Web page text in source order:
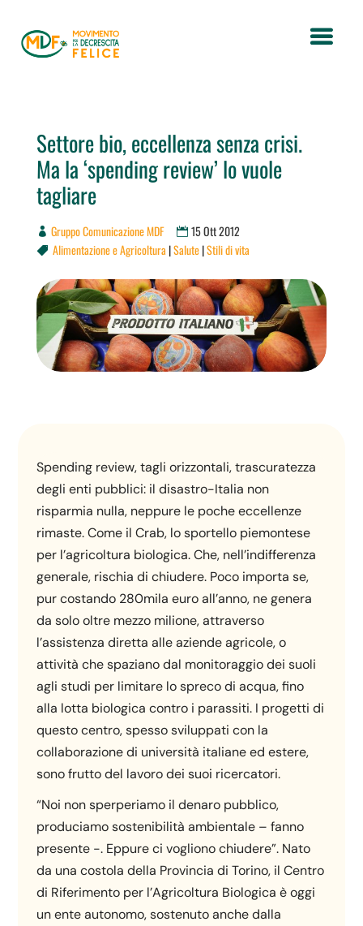
Settore bio, eccellenza senza crisi.
Ma la ‘spending review’ lo vuole
tagliare
Gruppo Comunicazione MDF 15 Ott 2012
 Alimentazione e Agricoltura |Salute|Stili di vita
Spending review, tagli orizzontali, trascuratezza
degli enti pubblici: il disastro-Italia non
risparmia nulla, neppure le poche eccellenze
rimaste. Come il Crab, lo sportello piemontese
per l’agricoltura biologica. Che, nell’indifferenza
generale, rischia di chiudere. Poco importa se,
pur costando 280mila euro all’anno, ne genera
da solo oltre mezzo milione, attraverso
l’assistenza diretta alle aziende agricole, o
attività che spaziano dal monitoraggio dei suoli
agli studi per limitare lo spreco di acqua, fino
alla lotta biologica contro i parassiti. I progetti di
questo centro, spesso sviluppati con la
collaborazione di università italiane ed estere,
sono frutto del lavoro dei suoi ricercatori.
“Noi non sperperiamo il denaro pubblico,
produciamo sostenibilità ambientale – fanno
presente -. Eppure ci vogliono chiudere”. Nato
da una costola della Provincia di Torino, il Centro
di Riferimento per l’Agricoltura Biologica è oggi
un ente autonomo, sostenuto anche dalla